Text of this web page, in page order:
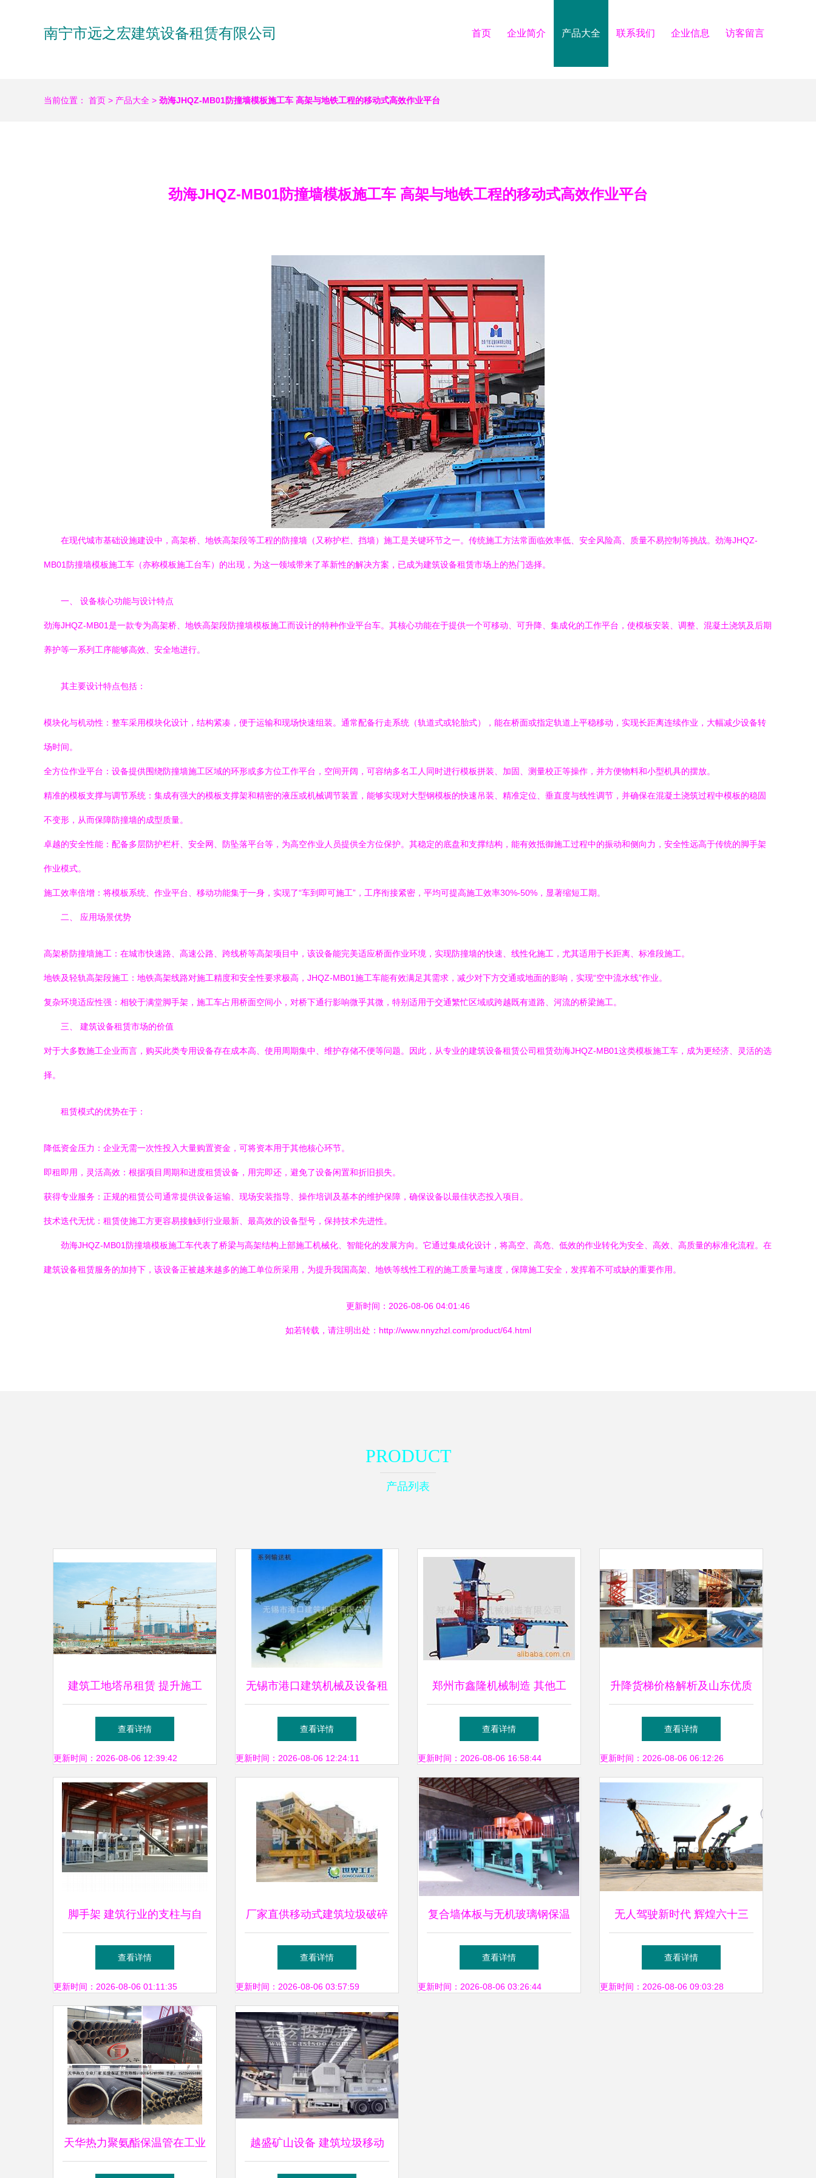
南宁市远之宏建筑设备租赁有限公司 首页 企业简介 产品大全 联系我们 企业信息 访客留言
当前位置： 首页 > 产品大全 > 劲海JHQZ-MB01防撞墙模板施工车 高架与地铁工程的移动式高效作业平台
劲海JHQZ-MB01防撞墙模板施工车 高架与地铁工程的移动式高效作业平台
在现代城市基础设施建设中，高架桥、地铁高架段等工程的防撞墙（又称护栏、挡墙）施工是关键环节之一。传统施工方法常面临效率低、安全风险高、质量不易控制等挑战。劲海JHQZ-
MB01防撞墙模板施工车（亦称模板施工台车）的出现，为这一领域带来了革新性的解决方案，已成为建筑设备租赁市场上的热门选择。
一、 设备核心功能与设计特点
劲海JHQZ-MB01是一款专为高架桥、地铁高架段防撞墙模板施工而设计的特种作业平台车。其核心功能在于提供一个可移动、可升降、集成化的工作平台，使模板安装、调整、混凝土浇筑及后期
养护等一系列工序能够高效、安全地进行。
其主要设计特点包括：
模块化与机动性：整车采用模块化设计，结构紧凑，便于运输和现场快速组装。通常配备行走系统（轨道式或轮胎式），能在桥面或指定轨道上平稳移动，实现长距离连续作业，大幅减少设备转
场时间。
全方位作业平台：设备提供围绕防撞墙施工区域的环形或多方位工作平台，空间开阔，可容纳多名工人同时进行模板拼装、加固、测量校正等操作，并方便物料和小型机具的摆放。
精准的模板支撑与调节系统：集成有强大的模板支撑架和精密的液压或机械调节装置，能够实现对大型钢模板的快速吊装、精准定位、垂直度与线性调节，并确保在混凝土浇筑过程中模板的稳固
不变形，从而保障防撞墙的成型质量。
卓越的安全性能：配备多层防护栏杆、安全网、防坠落平台等，为高空作业人员提供全方位保护。其稳定的底盘和支撑结构，能有效抵御施工过程中的振动和侧向力，安全性远高于传统的脚手架
作业模式。
施工效率倍增：将模板系统、作业平台、移动功能集于一身，实现了“车到即可施工”，工序衔接紧密，平均可提高施工效率30%-50%，显著缩短工期。
二、 应用场景优势
高架桥防撞墙施工：在城市快速路、高速公路、跨线桥等高架项目中，该设备能完美适应桥面作业环境，实现防撞墙的快速、线性化施工，尤其适用于长距离、标准段施工。
地铁及轻轨高架段施工：地铁高架线路对施工精度和安全性要求极高，JHQZ-MB01施工车能有效满足其需求，减少对下方交通或地面的影响，实现“空中流水线”作业。
复杂环境适应性强：相较于满堂脚手架，施工车占用桥面空间小，对桥下通行影响微乎其微，特别适用于交通繁忙区域或跨越既有道路、河流的桥梁施工。
三、 建筑设备租赁市场的价值
对于大多数施工企业而言，购买此类专用设备存在成本高、使用周期集中、维护存储不便等问题。因此，从专业的建筑设备租赁公司租赁劲海JHQZ-MB01这类模板施工车，成为更经济、灵活的选
择。
租赁模式的优势在于：
降低资金压力：企业无需一次性投入大量购置资金，可将资本用于其他核心环节。
即租即用，灵活高效：根据项目周期和进度租赁设备，用完即还，避免了设备闲置和折旧损失。
获得专业服务：正规的租赁公司通常提供设备运输、现场安装指导、操作培训及基本的维护保障，确保设备以最佳状态投入项目。
技术迭代无忧：租赁使施工方更容易接触到行业最新、最高效的设备型号，保持技术先进性。
劲海JHQZ-MB01防撞墙模板施工车代表了桥梁与高架结构上部施工机械化、智能化的发展方向。它通过集成化设计，将高空、高危、低效的作业转化为安全、高效、高质量的标准化流程。在
建筑设备租赁服务的加持下，该设备正被越来越多的施工单位所采用，为提升我国高架、地铁等线性工程的施工质量与速度，保障施工安全，发挥着不可或缺的重要作用。
更新时间：2026-08-06 04:01:46
如若转载，请注明出处：http://www.nnyzhzl.com/product/64.html
PRODUCT
产品列表
建筑工地塔吊租赁 提升施工
效率与安全的关键选择
查看详情
更新时间：2026-08-06 12:39:42
无锡市港口建筑机械及设备租
赁全览 一站式工程与建筑解
决方案
查看详情
更新时间：2026-08-06 12:24:11
郑州市鑫隆机械制造 其他工
程与建筑机械产品列表
查看详情
更新时间：2026-08-06 16:58:44
升降货梯价格解析及山东优质
厂家推荐——济南华烁液压机
械与建筑设备租赁服务
查看详情
更新时间：2026-08-06 06:12:26
脚手架 建筑行业的支柱与自
助贸易的新机遇
查看详情
更新时间：2026-08-06 01:11:35
厂家直供移动式建筑垃圾破碎
站 高效环保的建筑设备新选
择
查看详情
更新时间：2026-08-06 03:57:59
复合墙体板与无机玻璃钢保温
板设备 国家重点新产品引领
建筑材料革新
查看详情
更新时间：2026-08-06 03:26:44
无人驾驶新时代 辉煌六十三
载，共享大国重器智能科技之
魅
查看详情
更新时间：2026-08-06 09:03:28
天华热力聚氨酯保温管在工业 越盛矿山设备 建筑垃圾移动